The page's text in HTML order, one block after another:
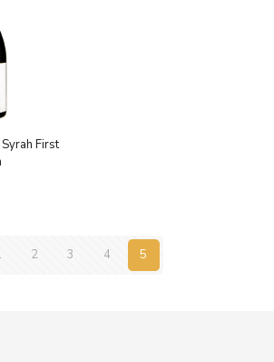
Syrah First
2 3 4 5